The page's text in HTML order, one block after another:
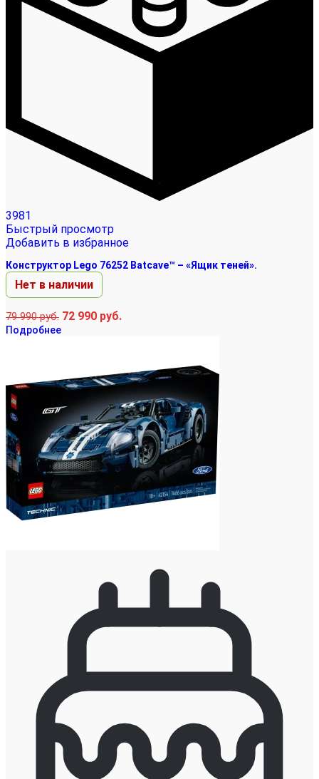
3981
Быстрый просмотр
Добавить в избранное
Конструктор Lego 76252 Batcave™ – «Ящик теней».
Нет в наличии
79 990руб. 72 990 руб.
Подробнее